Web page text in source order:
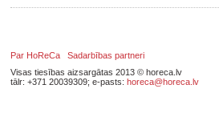
Par HoReCa
Sadarbības partneri
Visas tiesības aizsargātas 2013 © horeca.lv
tālr: +371 20039309; e-pasts: horeca@horeca.lv